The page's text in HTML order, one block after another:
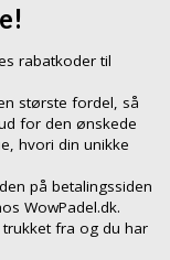
rabatkoder til
største fordel, så
for den ønskede
hvori din unikke
på betalingssiden
WowPadel.dk.
fra og du har